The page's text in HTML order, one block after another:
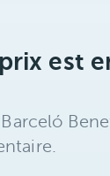
est